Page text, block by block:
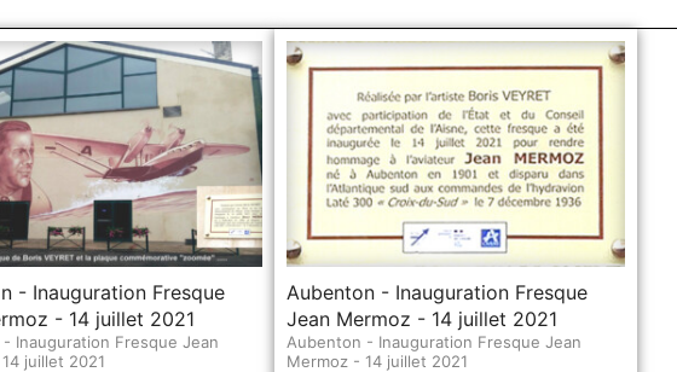
- Inauguration Fresque
- 14 juillet 2021
Inauguration Fresque Jean
juillet 2021
Aubenton - Inauguration Fresque
Jean Mermoz - 14 juillet 2021
Aubenton - Inauguration Fresque Jean
Mermoz - 14 juillet 2021